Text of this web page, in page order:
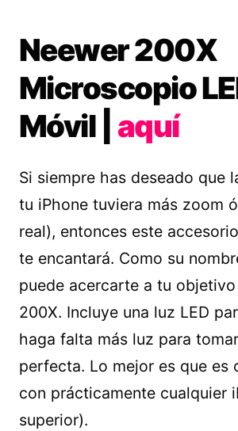
Neewer 200X
Microscopio
Móvil | aquí
Si siempre has deseado que
tu iPhone tuviera más zoom
real), entonces este
te encantará. Como su
puede acercarte a tu
200X. Incluye una luz LED
haga falta más luz para
perfecta. Lo mejor es que es
con prácticamente cualquier
superior).